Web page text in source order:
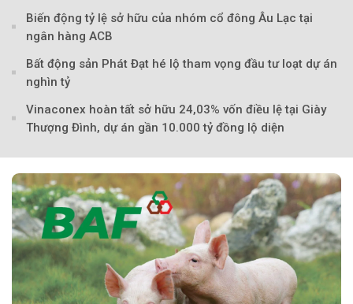
Biến động tỷ lệ sở hữu của nhóm cổ đông Âu Lạc tại
ngân hàng ACB
Bất động sản Phát Đạt hé lộ tham vọng đầu tư loạt dự án
nghìn tỷ
Vinaconex hoàn tất sở hữu 24,03% vốn điều lệ tại Giày
Thượng Đình, dự án gần 10.000 tỷ đồng lộ diện